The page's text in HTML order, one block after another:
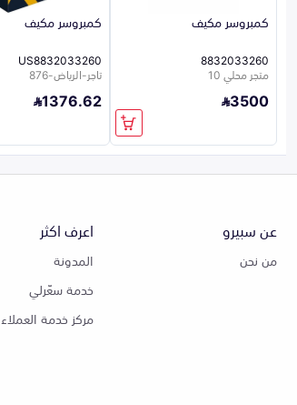
كمبروسر مكيف
8832033260
متجر محلي 10
3500
كمبروسر مكيف
US8832033260
تاجر-الرياض-876
1376.62
عن سبيرو
من نحن
اعرف اكثر
المدونة
خدمة سعّرلي
مركز خدمة العملاء